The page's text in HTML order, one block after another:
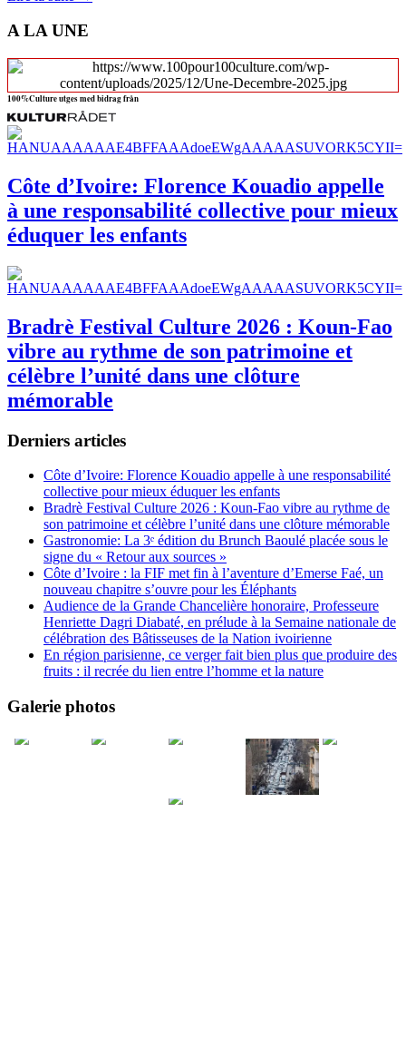
A LA UNE
100%Culture utges med bidrag från
Côte d’Ivoire: Florence Kouadio appelle
à une responsabilité collective pour mieux
éduquer les enfants
Bradrè Festival Culture 2026 : Koun-Fao
vibre au rythme de son patrimoine et
célèbre l’unité dans une clôture
mémorable
Derniers articles
Côte d’Ivoire: Florence Kouadio appelle à une responsabilité
collective pour mieux éduquer les enfants
Bradrè Festival Culture 2026 : Koun-Fao vibre au rythme de
son patrimoine et célèbre l’unité dans une clôture mémorable
Gastronomie: La 3ᵉ édition du Brunch Baoulé placée sous le
signe du « Retour aux sources »
Côte d’Ivoire : la FIF met fin à l’aventure d’Emerse Faé, un
nouveau chapitre s’ouvre pour les Éléphants
Audience de la Grande Chancelière honoraire, Professeure
Henriette Dagri Diabaté, en prélude à la Semaine nationale de
célébration des Bâtisseuses de la Nation ivoirienne
En région parisienne, ce verger fait bien plus que produire des
fruits : il recrée du lien entre l’homme et la nature
Galerie photos